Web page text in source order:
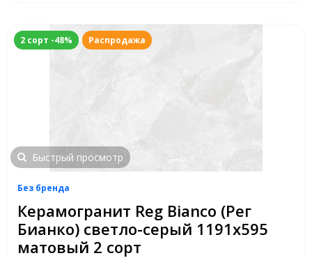
2 сорт -48% Распродажа
Быстрый просмотр
Без бренда
Керамогранит Reg Bianco (Рег
Бианко) светло-серый 1191х595
матовый 2 сорт